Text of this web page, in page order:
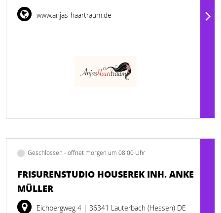
www.anjas-haartraum.de
Geschlossen - öffnet morgen um 08:00 Uhr
FRISURENSTUDIO HOUSEREK INH. ANKE
MÜLLER
Eichbergweg 4 | 36341 Lauterbach (Hessen) DE